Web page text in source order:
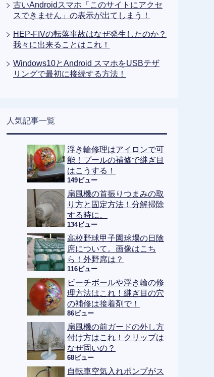
古いAndroidスマホ「このサイトにアクセ
スできません」の表示が出てしまう！
HEP-FIVの転落事故はなぜ発生したのか？
我々に出来ることはこれ！
Windows10とAndroid スマホをUSBテザ
リングで最初に接続する方法！
人気記事一覧
浮き輪修理はアイロンで可
能！プールの補修で継ぎ目
はこうする！
149ビュー
扇風機の首振りつまみの取
り方と固定方法！分解掃除
する時に。
134ビュー
高校野球甲子園球場の日陰
席について。画像はこち
ら！外野席は？
116ビュー
ビーチボールや浮き輪の修
理方法はこれ！継ぎ目の穴
の補修は接着剤で！
86ビュー
扇風機の前ガードの外し方
付け方はこれ！クリップは
なぜ固いの？
68ビュー
自転車空気入れポンプがス